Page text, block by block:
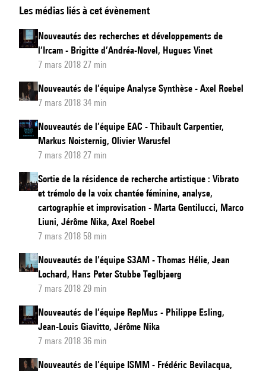
de
l’équipe
du
projet
CREAM
7
Les médias liés à cet évènement
Nouveautés des recherches et développements de
l’Ircam - Brigitte d’Andréa-Novel, Hugues Vinet
7 mars 2018 27 min
Nouveautés de l’équipe Analyse Synthèse - Axel Roebel
7 mars 2018 34 min
Nouveautés de l’équipe EAC - Thibault Carpentier,
Markus Noisternig, Olivier Warusfel
7 mars 2018 27 min
Sortie de la résidence de recherche artistique : Vibrato
et trémolo de la voix chantée féminine, analyse,
cartographie et improvisation - Marta Gentilucci, Marco
Liuni, Jérôme Nika, Axel Roebel
7 mars 2018 58 min
Nouveautés de l’équipe S3AM - Thomas Hélie, Jean
Lochard, Hans Peter Stubbe Teglbjaerg
7 mars 2018 29 min
Nouveautés de l’équipe RepMus - Philippe Esling,
Jean-Louis Giavitto, Jérôme Nika
7 mars 2018 36 min
Nouveautés de l’équipe ISMM - Frédéric Bevilacqua,